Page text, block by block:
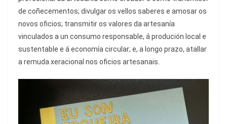
de coñecementos; divulgar os vellos saberes e amosar os
novos oficios; transmitir os valores da artesanía
vinculados a un consumo responsable, á produción local e
sustentable e á economía circular; e, a longo prazo, atallar
a remuda xeracional nos oficios artesanais.